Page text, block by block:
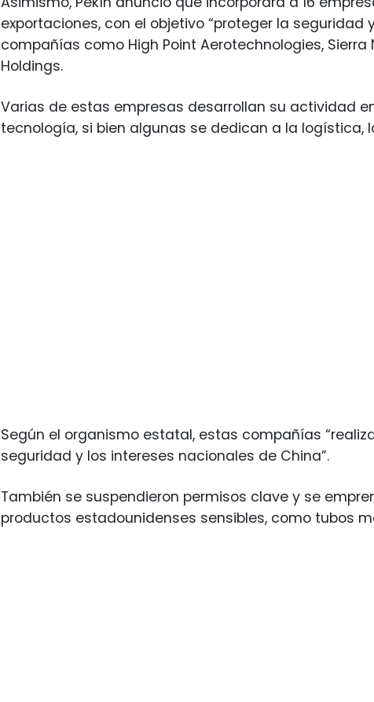
exportaciones, con el objetivo “proteger la
compañías como High Point Aerotechnologies,
Holdings.
Varias de estas empresas desarrollan su actividad
tecnología, si bien algunas se dedican a la logística,
Según el organismo estatal, estas compañías
seguridad y los intereses nacionales de China”.
También se suspendieron permisos clave y se
productos estadounidenses sensibles, como tubos